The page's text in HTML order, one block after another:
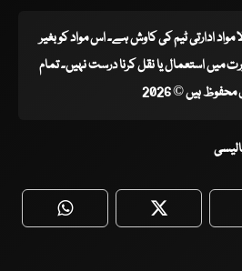
مواد ادارتی ٹیم کی کاوش ہے۔ اس مواد کو بغیر
استعمال یا نقل کرنا درست نہیں۔ تمام
ہیں © 2026
WhatsApp Twitter